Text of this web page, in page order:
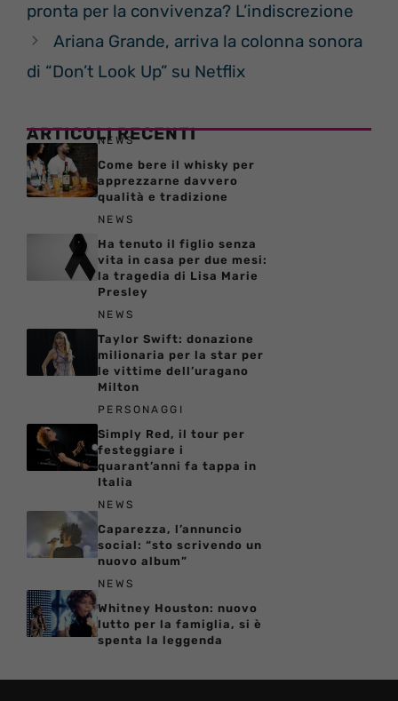
pronta per la convivenza? L’indiscrezione
Ariana Grande, arriva la colonna sonora
di “Don’t Look Up” su Netflix
ARTICOLI RECENTI
NEWS
Come bere il whisky per
apprezzarne davvero
qualità e tradizione
NEWS
Ha tenuto il figlio senza
vita in casa per due mesi:
la tragedia di Lisa Marie
Presley
NEWS
Taylor Swift: donazione
milionaria per la star per
le vittime dell’uragano
Milton
PERSONAGGI
Simply Red, il tour per
festeggiare i
quarant’anni fa tappa in
Italia
NEWS
Caparezza, l’annuncio
social: “sto scrivendo un
nuovo album”
NEWS
Whitney Houston: nuovo
lutto per la famiglia, si è
spenta la leggenda